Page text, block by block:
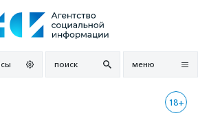
поиск меню
18+